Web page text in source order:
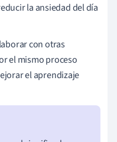
la ansiedad del día
con otras
el mismo proceso
el aprendizaje